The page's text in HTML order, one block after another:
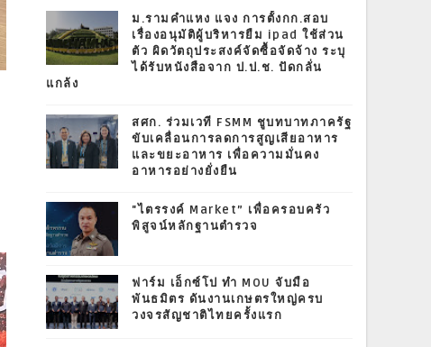
ม.รามคำแหง แจง การตั้งกก.สอบ
เรื่องอนุมัติผู้บริหารยืม ipad ใช้ส่วน
ตัว ผิดวัตถุประสงค์จัดซื้อจัดจ้าง ระบุ
ได้รับหนังสือจาก ป.ป.ช. ปัดกลั่น
แกล้ง
สศก. ร่วมเวที FSMM ชูบทบาทภาครัฐ
ขับเคลื่อนการลดการสูญเสียอาหาร
และขยะอาหาร เพื่อความมั่นคง
อาหารอย่างยั่งยืน
"ไตรรงค์ Market” เพื่อครอบครัว
พิสูจน์หลักฐานตำรวจ
ฟาร์ม เอ็กซ์โป ทำ MOU จับมือ
พันธมิตร ดันงานเกษตรใหญ่ครบ
วงจรสัญชาติไทยครั้งแรก